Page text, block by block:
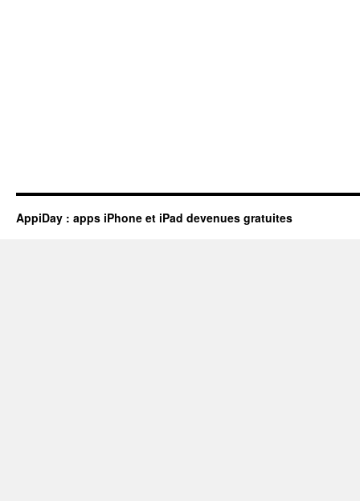
AppiDay : apps iPhone et iPad devenues gratuites